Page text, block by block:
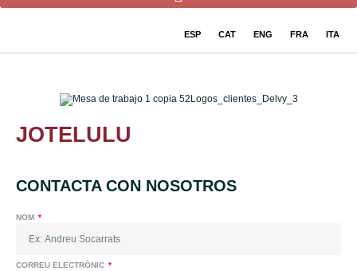
ESP CAT ENG FRA ITA
JOTELULU
CONTACTA CON NOSOTROS
NOM
CORREU ELECTRÒNIC